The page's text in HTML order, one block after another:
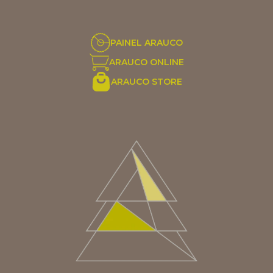
PAINEL ARAUCO
ARAUCO ONLINE
ARAUCO STORE